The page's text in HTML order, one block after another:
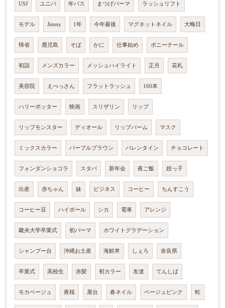
USJ ユニバ 年パス まつげパーマ ラッシュリフト
モデル Jimny 1年 今年最後 マグネットネイル 大晦日
帰省 鹿児島 そば かに 仕事始め ポニーテール
初詣 メンズカラー メッシュハイライト 正月 花札
美容院 えべっさん フラットラッシュ 160本
ハリーポッター 映画 スリザリン リップ
リップモンスター ディオール リップバーム マスク
ミックスカラー パープルブラウン バレンタイン チョコレート
フォンダンショコラ スタバ 新年会 夜ご飯 姪っ子
出産 赤ちゃん 妹 ビジネス コーヒー ちんすこう
コーヒー豆 ハイボール シカ 電車 アレンジ
畿央大学卒業式 初パーマ ホワイトグラデーション
シャンプー台 沖縄お土産 海鮮丼 しぇろ 奈良県
卒業式 高校生 赤髪 初カラー 友達 てんしば
モカベージュ 夜桜 屋台 春ネイル ベージュピンク 蛇